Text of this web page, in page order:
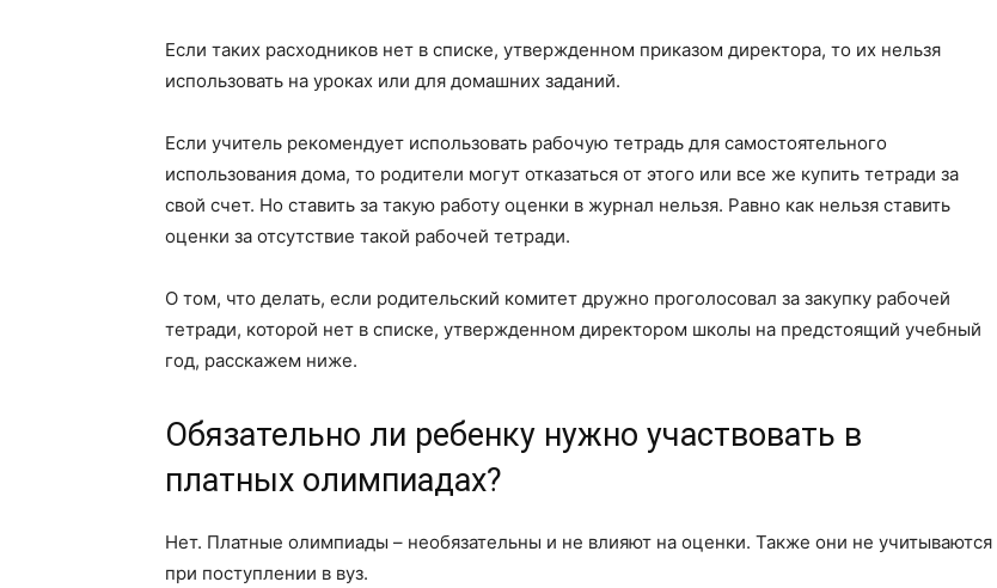
Если таких расходников нет в списке, утвержденном приказом директора, то их нельзя
использовать на уроках или для домашних заданий.
Если учитель рекомендует использовать рабочую тетрадь для самостоятельного
использования дома, то родители могут отказаться от этого или все же купить тетради за
свой счет. Но ставить за такую работу оценки в журнал нельзя. Равно как нельзя ставить
оценки за отсутствие такой рабочей тетради.
О том, что делать, если родительский комитет дружно проголосовал за закупку рабочей
тетради, которой нет в списке, утвержденном директором школы на предстоящий учебный
год, расскажем ниже.
Обязательно ли ребенку нужно участвовать в
платных олимпиадах?
Нет. Платные олимпиады – необязательны и не влияют на оценки. Также они не учитываются
при поступлении в вуз.